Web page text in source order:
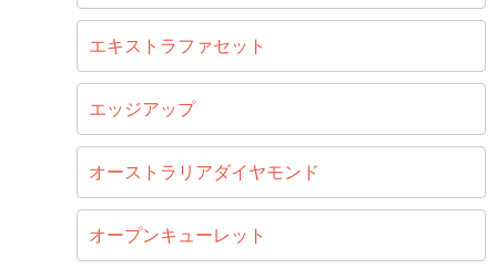
エキストラファセット
エッジアップ
オーストラリアダイヤモンド
オープンキューレット